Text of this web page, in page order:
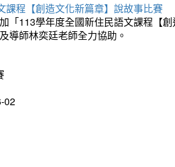
課程【創造文化新篇章】說故事比賽
「113學年度全國新住民語文課程【
導師林奕廷老師全力協助。
02